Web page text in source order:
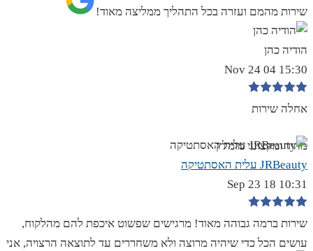
שירות מהמם ועזרה בכל התהליך ממליצה מאוד!
הודיה כהן
15:30 04 Nov 24
אחלה שירות
מהיר ומקצועי מומלץ
JRBeauty עלית האסתטיקה
10:31 18 Sep 23
שירות ברמה גבוהה מאוד! מרגישים שפשוט איכפת להם מהלקוח,
עושים הכל כדי שיהיה מרוצה ולא משחררים עד לתוצאה הרצויה, אני